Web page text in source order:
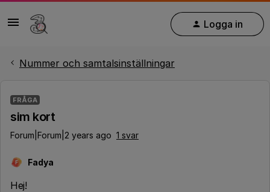
Logga in
Nummer och samtalsinställningar
FRÅGA
sim kort
Forum|Forum|2 years ago 1 svar
F Fadya
Hej!